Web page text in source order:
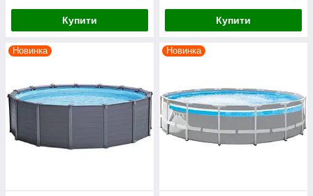
Купити Купити
Новинка Новинка